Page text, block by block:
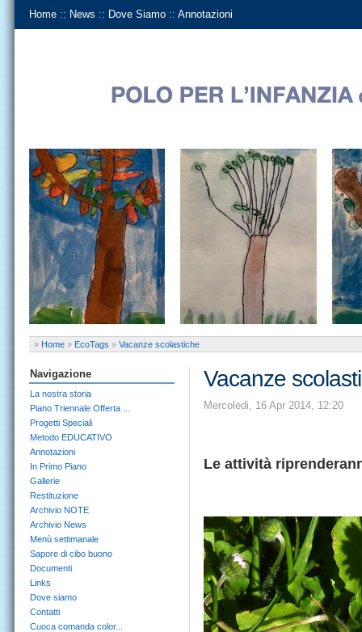
Home :: News :: Dove Siamo :: Annotazioni
» Home » EcoTags » Vacanze scolastiche
Vacanze
Mercoledi, 16 Apr 2014, 12:20
Le attività
Navigazione
La nostra storia
Piano Triennale Offerta ...
Progetti Speciali
Metodo EDUCATIVO
Annotazioni
In Primo Piano
Gallerie
Restituzione
Archivio NOTE
Archivio News
Menù settimanale
Sapore di cibo buono
Documenti
Links
Dove siamo
Contatti
Cuoca comanda color...